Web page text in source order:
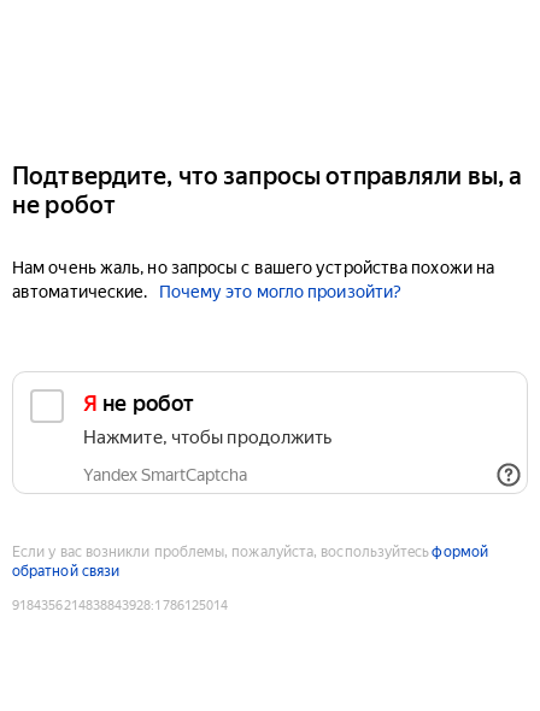
Подтвердите, что запросы отправляли вы, а
не робот
Нам очень жаль, но запросы с вашего устройства похожи на
автоматические.
Почему это могло произойти?
Я не робот
Нажмите, чтобы продолжить
Yandex SmartCaptcha
Если у вас возникли проблемы, пожалуйста, воспользуйтесьформой
обратной связи
9184356214838843928:1786125014